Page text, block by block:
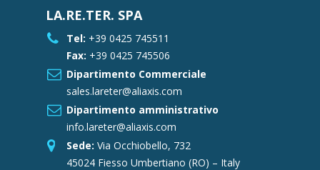
LA.RE.TER. SPA
Tel: +39 0425 745511
Fax: +39 0425 745506
Dipartimento Commerciale
sales.lareter@aliaxis.com
Dipartimento amministrativo
info.lareter@aliaxis.com
Sede: Via Occhiobello, 732
45024 Fiesso Umbertiano (RO) – Italy